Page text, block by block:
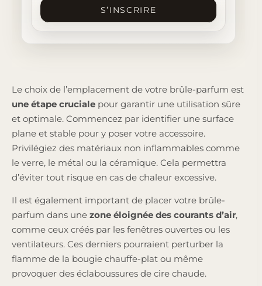
S’INSCRIRE
Le choix de l’emplacement de votre brûle-parfum est
une étape cruciale pour garantir une utilisation sûre
et optimale. Commencez par identifier une surface
plane et stable pour y poser votre accessoire.
Privilégiez des matériaux non inflammables comme
le verre, le métal ou la céramique. Cela permettra
d’éviter tout risque en cas de chaleur excessive.
Il est également important de placer votre brûle-
parfum dans une zone éloignée des courants d’air,
comme ceux créés par les fenêtres ouvertes ou les
ventilateurs. Ces derniers pourraient perturber la
flamme de la bougie chauffe-plat ou même
provoquer des éclaboussures de cire chaude.